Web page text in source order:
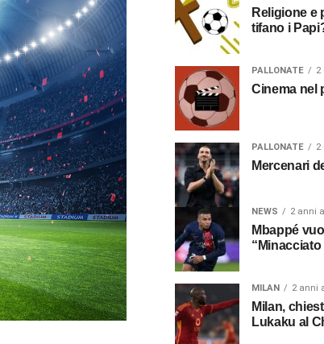
Religione e
tifano i
PALLONATE 2
Cinema nel
PALLONATE 2
Mercenari
NEWS 2 anni
Mbappé
MILAN 2 anni
Milan,
Lukaku al